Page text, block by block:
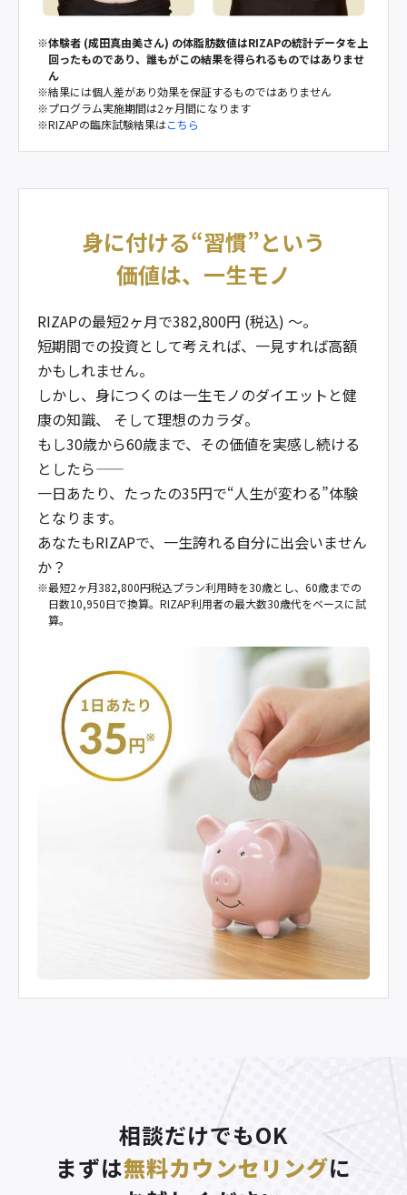
体験者 (成田真由美さん) の体脂肪数値はRIZAPの統計データを上
回ったものであり、誰もがこの結果を得られるものではありませ
ん
結果には個人差があり効果を保証するものではありません
プログラム実施期間は2ヶ月間になります
RIZAPの臨床試験結果はこちら
身に付ける“習慣”という
価値は、一生モノ
RIZAPの最短2ヶ月で382,800円 (税込) ～。
短期間での投資として考えれば、一見すれば高額
かもしれません。
しかし、身につくのは一生モノのダイエットと健
康の知識、 そして理想のカラダ。
もし30歳から60歳まで、その価値を実感し続ける
としたら——
一日あたり、たったの35円で“人生が変わる”体験
となります。
あなたもRIZAPで、一生誇れる自分に出会いません
か？
最短2ヶ月382,800円税込プラン利用時を30歳とし、60歳までの
日数10,950日で換算。RIZAP利用者の最大数30歳代をベースに試
算。
相談だけでもOK
まずは無料カウンセリングに